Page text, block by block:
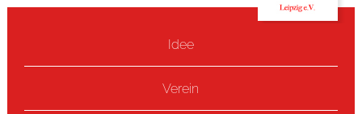
Idee
Verein